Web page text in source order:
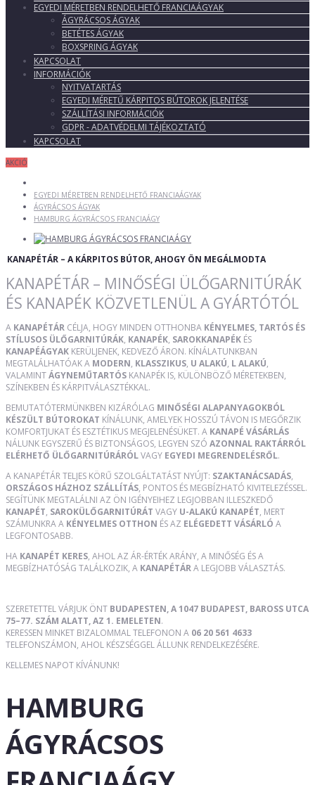
EGYEDI MÉRETBEN RENDELHETŐ FRANCIAÁGYAK
ÁGYRÁCSOS ÁGYAK
BETÉTES ÁGYAK
BOXSPRING ÁGYAK
KAPCSOLAT
INFORMÁCIÓK
NYITVATARTÁS
EGYEDI MÉRETŰ KÁRPITOS BÚTOROK JELENTÉSE
SZÁLLÍTÁSI INFORMÁCIÓK
GDPR - ADATVÉDELMI TÁJÉKOZTATÓ
KAPCSOLAT
AKCIÓ
EGYEDI MÉRETBEN RENDELHETŐ FRANCIAÁGYAK
ÁGYRÁCSOS ÁGYAK
HAMBURG ÁGYRÁCSOS FRANCIAÁGY
KANAPÉTÁR – A KÁRPITOS BÚTOR, AHOGY ÖN MEGÁLMODTA
KANAPÉTÁR – MINŐSÉGI ÜLŐGARNITÚRÁK
ÉS KANAPÉK KÖZVETLENÜL A GYÁRTÓTÓL
A KANAPÉTÁR CÉLJA, HOGY MINDEN OTTHONBA KÉNYELMES, TARTÓS ÉS
STÍLUSOS ÜLŐGARNITÚRÁK, KANAPÉK, SAROKKANAPÉK ÉS
KANAPÉÁGYAK KERÜLJENEK, KEDVEZŐ ÁRON. KÍNÁLATUNKBAN
MEGTALÁLHATÓAK A MODERN, KLASSZIKUS, U ALAKÚ, L ALAKÚ,
VALAMINTÁGYNEMŰTARTÓS KANAPÉK IS, KÜLÖNBÖZŐ MÉRETEKBEN,
SZÍNEKBEN ÉS KÁRPITVÁLASZTÉKKAL.
BEMUTATÓTERMÜNKBEN KIZÁRÓLAG MINŐSÉGI ALAPANYAGOKBÓL
KÉSZÜLT BÚTOROKAT KÍNÁLUNK, AMELYEK HOSSZÚ TÁVON IS MEGŐRZIK
KOMFORTJUKAT ÉS ESZTÉTIKUS MEGJELENÉSÜKET. A KANAPÉ VÁSÁRLÁS
NÁLUNK EGYSZERŰ ÉS BIZTONSÁGOS, LEGYEN SZÓ AZONNAL RAKTÁRRÓL
ELÉRHETŐ ÜLŐGARNITÚRÁRÓLVAGY EGYEDI MEGRENDELÉSRŐL.
A KANAPÉTÁR TELJES KÖRŰ SZOLGÁLTATÁST NYÚJT: SZAKTANÁCSADÁS,
ORSZÁGOS HÁZHOZ SZÁLLÍTÁS, PONTOS ÉS MEGBÍZHATÓ KIVITELEZÉSSEL.
SEGÍTÜNK MEGTALÁLNI AZ ÖN IGÉNYEIHEZ LEGJOBBAN ILLESZKEDŐ
KANAPÉT, SAROKÜLŐGARNITÚRÁT VAGY U-ALAKÚ KANAPÉT, MERT
SZÁMUNKRA A KÉNYELMES OTTHON ÉS AZ ELÉGEDETT VÁSÁRLÓ A
LEGFONTOSABB.
HA KANAPÉT KERES, AHOL AZ ÁR-ÉRTÉK ARÁNY, A MINŐSÉG ÉS A
MEGBÍZHATÓSÁG TALÁLKOZIK, A KANAPÉTÁRA LEGJOBB VÁLASZTÁS.
SZERETETTEL VÁRJUK ÖNT BUDAPESTEN, A 1047 BUDAPEST, BAROSS UTCA
75–77. SZÁM ALATT, AZ 1. EMELETEN.
KERESSEN MINKET BIZALOMMAL TELEFONON A 06 20 561 4633
TELEFONSZÁMON, AHOL KÉSZSÉGGEL ÁLLUNK RENDELKEZÉSÉRE.
KELLEMES NAPOT KÍVÁNUNK!
HAMBURG
ÁGYRÁCSOS